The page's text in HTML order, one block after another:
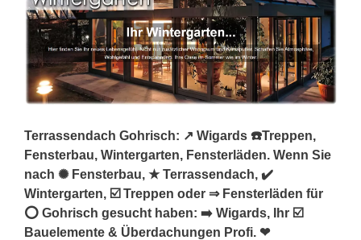
Terrassendach Gohrisch: ↗️ Wigards ☎️Treppen,
Fensterbau, Wintergarten, Fensterläden. Wenn Sie
nach ✺ Fensterbau, ★ Terrassendach, ✔️
Wintergarten, ☑️ Treppen oder ⇒ Fensterläden für
⭕ Gohrisch gesucht haben: ➡️ Wigards, Ihr ☑️
Bauelemente & Überdachungen Profi. ❤